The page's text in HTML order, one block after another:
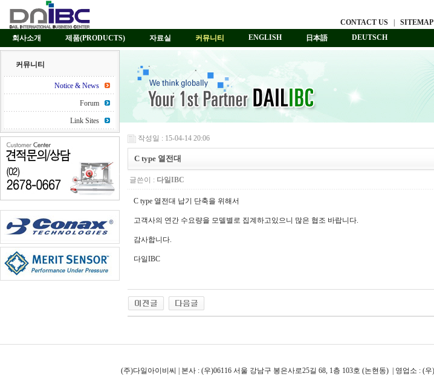
CONTACT US SITEMAP
회사소개
제품(PRODUCTS) 자료실 커뮤니티 ENGLISH 日本語 DEUTSCH
커뮤니티
Notice & News
Forum
Link Sites
작성일 : 15-04-14 20:06
C type 열전대
글쓴이 : 다일IBC
C type 열전대 납기 단축을 위해서
고객사의 연간 수요량을 모델별로 집계하고있으니 많은 협조 바랍니다.
감사합니다.
다일IBC
(주)다일아이비씨 | 본사 : (우)06116 서울 강남구 봉은사로25길 68, 1층 103호 (논현동) | 영업소 : (